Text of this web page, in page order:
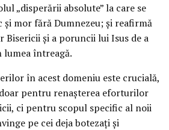
„disperării absolute” la care se
şi mor fără Dumnezeu; şi reafirmă
şi a poruncii lui Isus de a
lumea întreagă.
în acest domeniu este crucială,
pentru renaşterea eforturilor
ci pentru scopul specific al noii
pe cei deja botezaţi şi